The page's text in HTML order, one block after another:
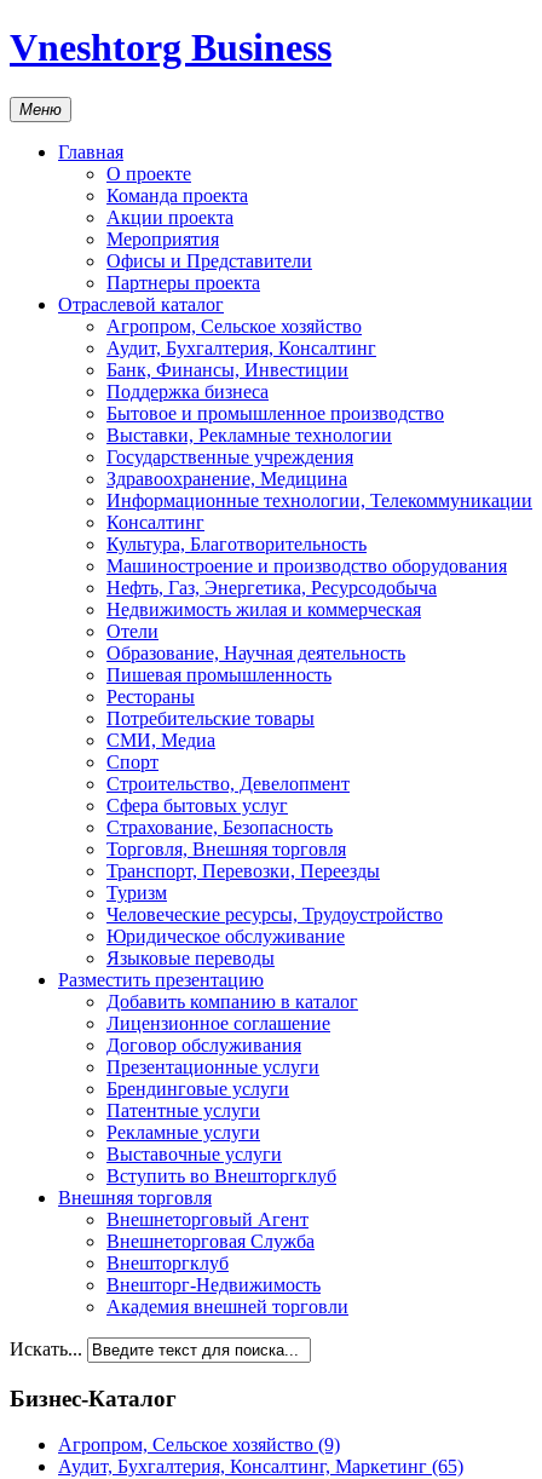
Vneshtorg Business
Меню
Главная
О проекте
Команда проекта
Акции проекта
Мероприятия
Офисы и Представители
Партнеры проекта
Отраслевой каталог
Агропром, Сельское хозяйство
Аудит, Бухгалтерия, Консалтинг
Банк, Финансы, Инвестиции
Поддержка бизнеса
Бытовое и промышленное производство
Выставки, Рекламные технологии
Государственные учреждения
Здравоохранение, Медицина
Информационные технологии, Телекоммуникации
Консалтинг
Культура, Благотворительность
Машиностроение и производство оборудования
Нефть, Газ, Энергетика, Ресурсодобыча
Недвижимость жилая и коммерческая
Отели
Образование, Научная деятельность
Пишевая промышленность
Рестораны
Потребительские товары
СМИ, Медиа
Спорт
Строительство, Девелопмент
Сфера бытовых услуг
Страхование, Безопасность
Торговля, Внешняя торговля
Транспорт, Перевозки, Переезды
Туризм
Человеческие ресурсы, Трудоустройство
Юридическое обслуживание
Языковые переводы
Разместить презентацию
Добавить компанию в каталог
Лицензионное соглашение
Договор обслуживания
Презентационные услуги
Брендинговые услуги
Патентные услуги
Рекламные услуги
Выставочные услуги
Вступить во Внешторгклуб
Внешняя торговля
Внешнеторговый Агент
Внешнеторговая Служба
Внешторгклуб
Внешторг-Недвижимость
Академия внешней торговли
Искать...
Бизнес-Каталог
Агропром, Сельское хозяйство (9)
Аудит, Бухгалтерия, Консалтинг, Маркетинг (65)